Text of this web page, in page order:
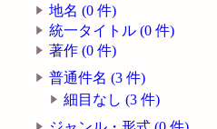
地名 (0 件)
統一タイトル (0 件)
著作 (0 件)
普通件名 (3 件)
細目なし (3 件)